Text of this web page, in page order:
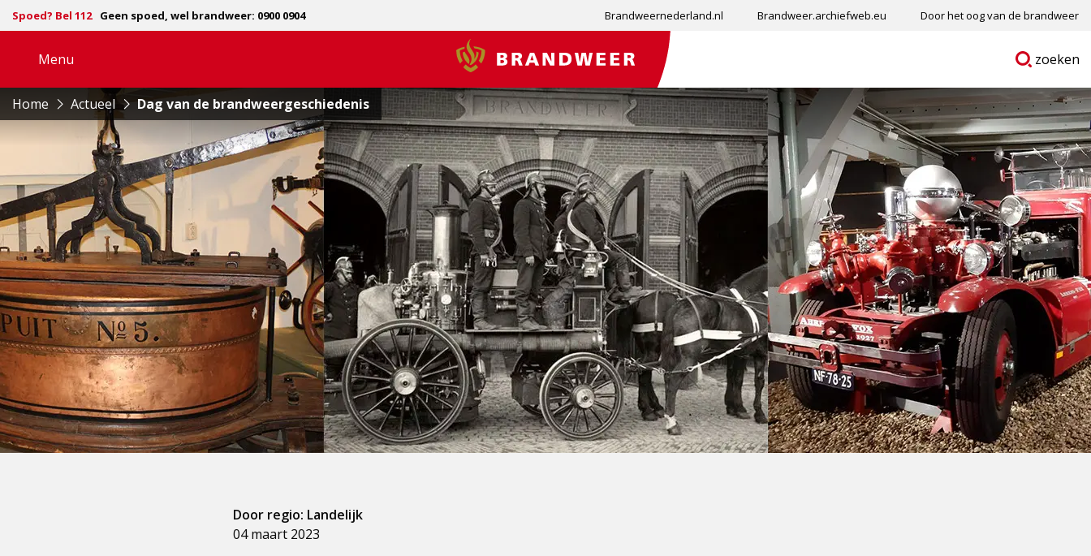
Spoed? Bel 112 Geen spoed, wel brandweer: 0900 0904 Brandweernederland.nl Brandweer.archiefweb.eu Door het oog van de brandweer
Menu
navigatie
Brandweer
Ga
zoeken
Home Actueel Dag van de brandweergeschiedenis
04 maart 2023
Door regio: Landelijk